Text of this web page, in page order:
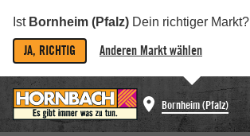
Ist Bornheim (Pfalz) Dein richtiger Markt?
JA, RICHTIG Anderen Markt wählen
Bornheim (Pfalz)